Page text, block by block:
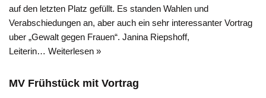
auf den letzten Platz gefüllt. Es standen Wahlen und
Verabschiedungen an, aber auch ein sehr interessanter Vortrag
uber „Gewalt gegen Frauen“. Janina Riepshoff,
Leiterin… Weiterlesen »
MV Frühstück mit Vortrag